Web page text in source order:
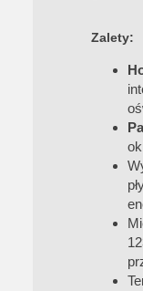
Zalety: